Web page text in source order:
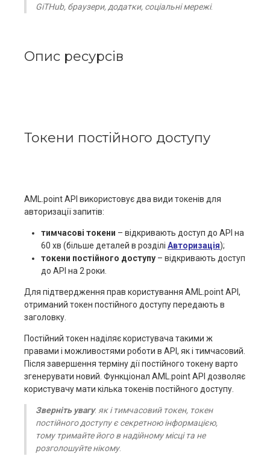
GiTHub, браузери, додатки, соціальні мережі.
Опис ресурсів
Токени постійного доступу
AML.point АРІ використовує два види токенів для
авторизації запитів:
тимчасові токени – відкривають доступ до АРІ на
60 хв (більше деталей в розділі Авторизація);
токени постійного доступу – відкривають доступ
до АРІ на 2 роки.
Для підтвердження прав користування AML.point АРІ,
отриманий токен постійного доступу передають в
заголовку.
Постійний токен наділяє користувача такими ж
правами і можливостями роботи в АРІ, як і тимчасовий.
Після завершення терміну дії постійного токену варто
згенерувати новий. Функціонал AML.point АРІ дозволяє
користувачу мати кілька токенів постійного доступу.
Зверніть увагу: як і тимчасовий токен, токен
постійного доступу є секретною інформацією,
тому тримайте його в надійному місці та не
розголошуйте нікому.